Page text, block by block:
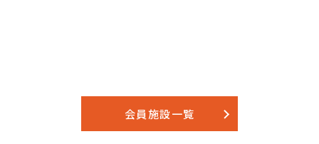
会員施設一覧